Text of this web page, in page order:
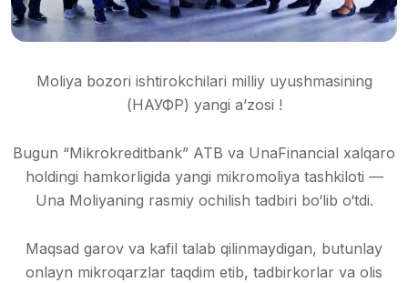
Moliya bozori ishtirokchilari milliy uyushmasining
(НАУФР) yangi aʼzosi !
Bugun “Mikrokreditbank” ATB va UnaFinancial xalqaro
holdingi hamkorligida yangi mikromoliya tashkiloti —
Una Moliyaning rasmiy ochilish tadbiri bo‘lib o‘tdi.
Maqsad garov va kafil talab qilinmaydigan, butunlay
onlayn mikroqarzlar taqdim etib, tadbirkorlar va olis